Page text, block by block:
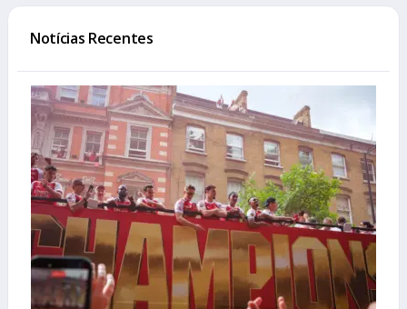
Notícias Recentes